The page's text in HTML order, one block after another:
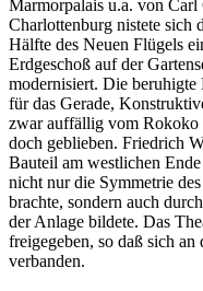
Marmorpalais u.a. von
Charlottenburg nistete sich
Hälfte des Neuen Flügels
Erdgeschoß auf der
modernisiert. Die beruhigte
für das Gerade,
zwar auffällig vom Rokoko
doch geblieben. Friedrich
Bauteil am westlichen
nicht nur die Symmetrie
brachte, sondern auch
der Anlage bildete. Das
freigegeben, so daß sich
verbanden.